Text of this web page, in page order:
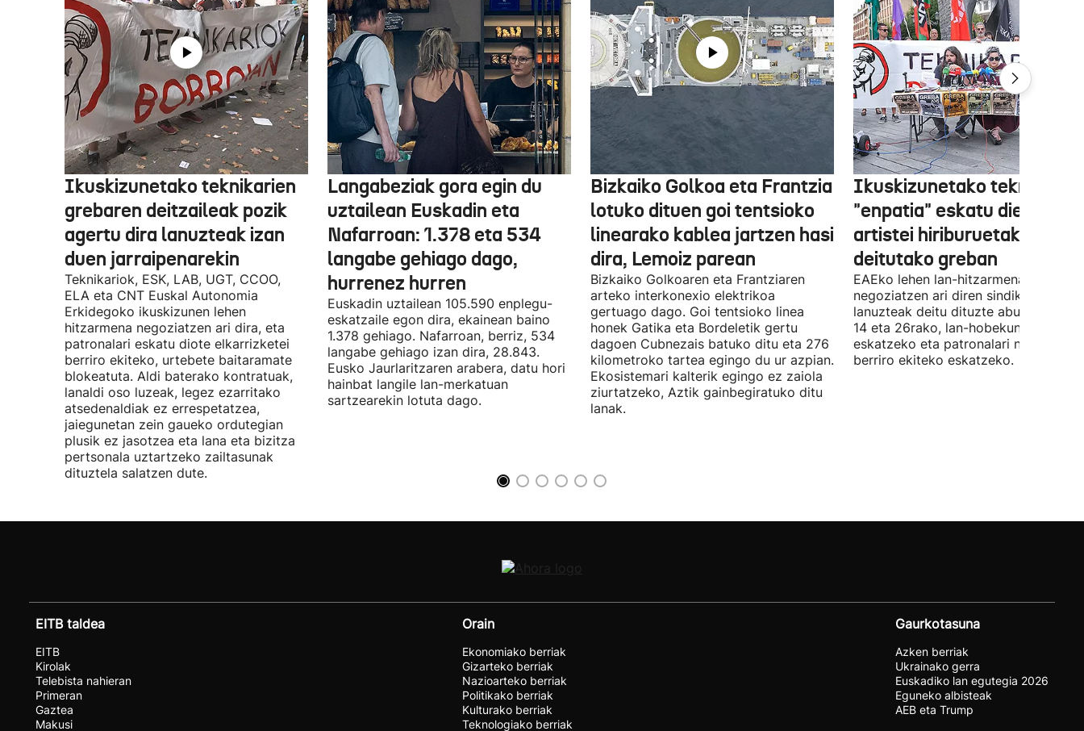
Ikuskizunetako teknikarien
grebaren deitzaileak pozik
agertu dira lanuzteak izan
duen jarraipenarekin
Teknikariok, ESK, LAB, UGT, CCOO,
ELA eta CNT Euskal Autonomia
Erkidegoko ikuskizunen lehen
hitzarmena negoziatzen ari dira, eta
patronalari eskatu diote elkarrizketei
berriro ekiteko, urtebete baitaramate
blokeatuta. Aldi baterako kontratuak,
lanaldi oso luzeak, legez ezarritako
atsedenaldiak ez errespetatzea,
jaiegunetan zein gaueko ordutegian
plusik ez jasotzea eta lana eta bizitza
pertsonala uztartzeko zailtasunak
dituztela salatzen dute.
Langabeziak gora egin du
uztailean Euskadin eta
Nafarroan: 1.378 eta 534
langabe gehiago dago,
hurrenez hurren
Euskadin uztailean 105.590 enplegu-
eskatzaile egon dira, ekainean baino
1.378 gehiago. Nafarroan, berriz, 534
langabe gehiago izan dira, 28.843.
Eusko Jaurlaritzaren arabera, datu hori
hainbat langile lan-merkatuan
sartzearekin lotuta dago.
Bizkaiko Golkoa eta Frantzia
lotuko dituen goi tentsioko
linearako kablea jartzen hasi
dira, Lemoiz parean
Bizkaiko Golkoaren eta Frantziaren
arteko interkonexio elektrikoa
gertuago dago. Goi tentsioko linea
honek Gatika eta Bordeletik gertu
dagoen Cubnezais batuko ditu eta 276
kilometroko tartea egingo du ur azpian.
Ekosistemari kalterik egingo ez zaiola
ziurtatzeko, Aztik gainbegiratuko ditu
lanak.
Ikuskizunetako teknikariek
"enpatia" eskatu diete
artistei hiriburuetako
deitutako greban
EAEko lehen lan-hitzarmena
negoziatzen ari diren sindikatuek
lanuzteak deitu dituzte abuztuaren 5,
14 eta 26rako, lan-hobekuntzak
eskatzeko eta patronalari
berriro ekiteko eskatzeko.
EITB taldea
EITB
Kirolak
Telebista nahieran
Primeran
Gaztea
Makusi
Orain
Ekonomiako berriak
Gizarteko berriak
Nazioarteko berriak
Politikako berriak
Kulturako berriak
Teknologiako berriak
Gaurkotasuna
Azken berriak
Ukrainako gerra
Euskadiko lan egutegia 2026
Eguneko albisteak
AEB eta Trump